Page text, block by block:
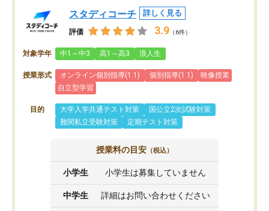
スタディコーチ 詳しく見る
評価 3.9 （6件）
対象学年 中1～中3 高1～高3 浪人生
授業形式 オンライン個別指導(1:1) 個別指導(1:1)
映像授業
自立型学習
目的 大学入学共通テスト対策
国公立2次試験対策
難関私立受験対策
定期テスト対策
授業料の目安 （税込）
小学生 小学生は募集していません
中学生 詳細はお問い合わせください